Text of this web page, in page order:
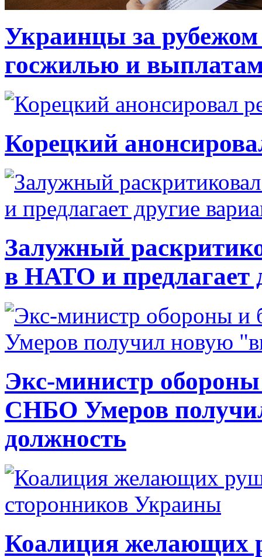
Украинцы за рубежом
госжилью и
Корецкий
Залужный
в НАТО и предлагает
Экс-министр
СНБО Умеров
должность
Коалиция желающих